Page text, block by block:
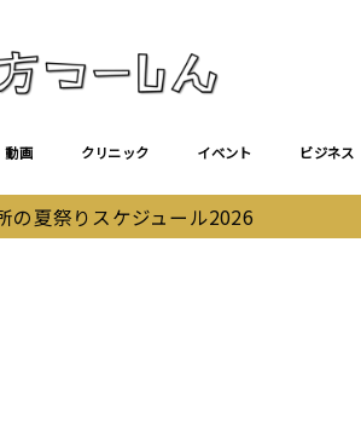
動画 クリニック イベント ビジネス
の夏祭りスケジュール2026